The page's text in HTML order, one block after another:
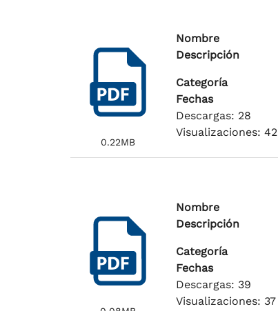
0.22MB
Nombre
Descripción
Categoría
Fechas
Descargas: 28
Visualizaciones: 42
Nombre
Descripción
Categoría
Fechas
Descargas: 39
Visualizaciones: 37